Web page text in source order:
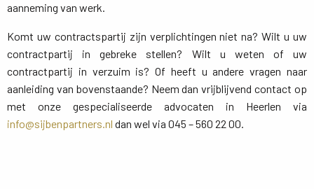
aanneming van werk.
Komt uw contractspartij zijn verplichtingen niet na? Wilt u uw
contractpartij in gebreke stellen? Wilt u weten of uw
contractpartij in verzuim is? Of heeft u andere vragen naar
aanleiding van bovenstaande? Neem dan vrijblijvend contact op
met onze gespecialiseerde advocaten in Heerlen via
info@sijbenpartners.nl dan wel via 045 – 560 22 00.